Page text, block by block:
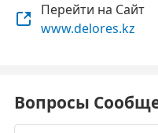
Перейти на Сайт
www.delores.kz
Вопросы